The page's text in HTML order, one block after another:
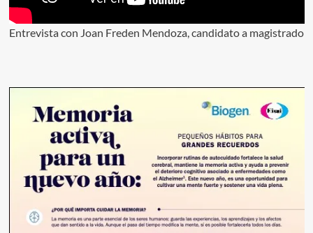
Entrevista con Joan Freden Mendoza, candidato a magistrado